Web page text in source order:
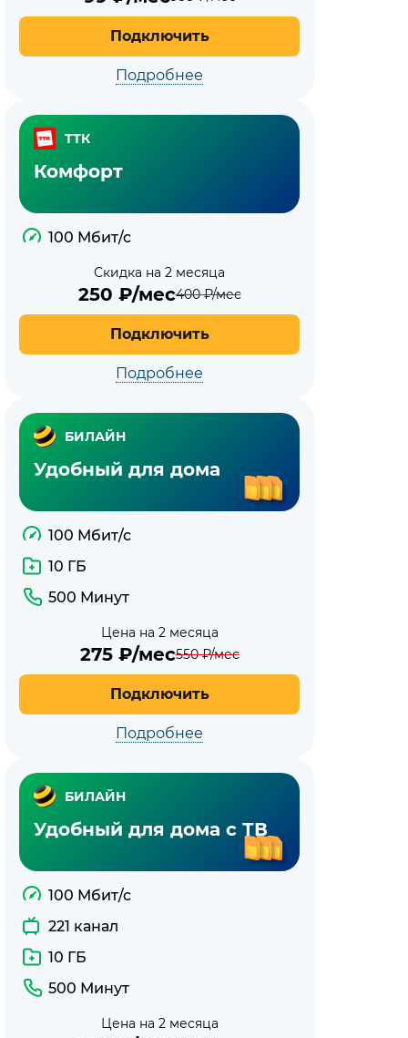
Подключить
Подробнее
ТТК
Комфорт
100 Мбит/с
Скидка на 2 месяца
250 ₽/мес400₽/мес
Подключить
Подробнее
БИЛАЙН
Удобный для дома
100 Мбит/с
10 ГБ
500 Минут
Цена на 2 месяца
275₽/мес550₽/мес
Подключить
Подробнее
БИЛАЙН
Удобный для дома с ТВ
100 Мбит/с
221 канал
10 ГБ
500 Минут
Цена на 2 месяца